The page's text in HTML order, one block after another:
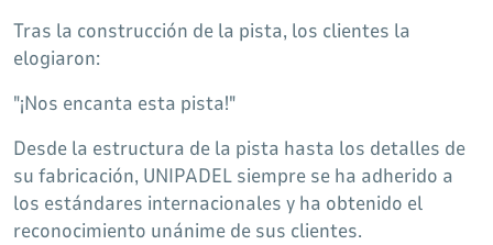
Tras la construcción de la pista, los clientes la
elogiaron:
"¡Nos encanta esta pista!"
Desde la estructura de la pista hasta los detalles de
su fabricación, UNIPADEL siempre se ha adherido a
los estándares internacionales y ha obtenido el
reconocimiento unánime de sus clientes.